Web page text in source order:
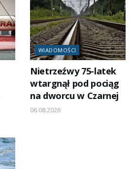
WIADOMOŚCI
Nietrzeźwy 75-latek
wtargnął pod pociąg
na dworcu w Czarnej
06.08.2026